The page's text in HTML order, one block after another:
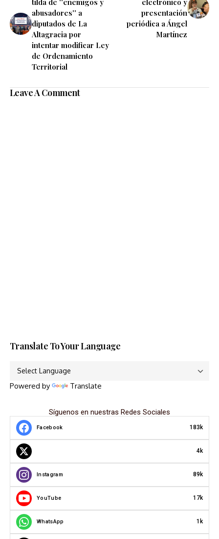
abusadores'' a
diputados de La
Altagracia por
intentar modificar Ley
de Ordenamiento
Territorial
presentación
periódica a Ángel
Martínez
Leave A Comment
Translate To Your Language
Powered by Translate
Síguenos en nuestras Redes Sociales
Facebook 183k
4k
Instagram 89k
YouTube 17k
WhatsApp 1k